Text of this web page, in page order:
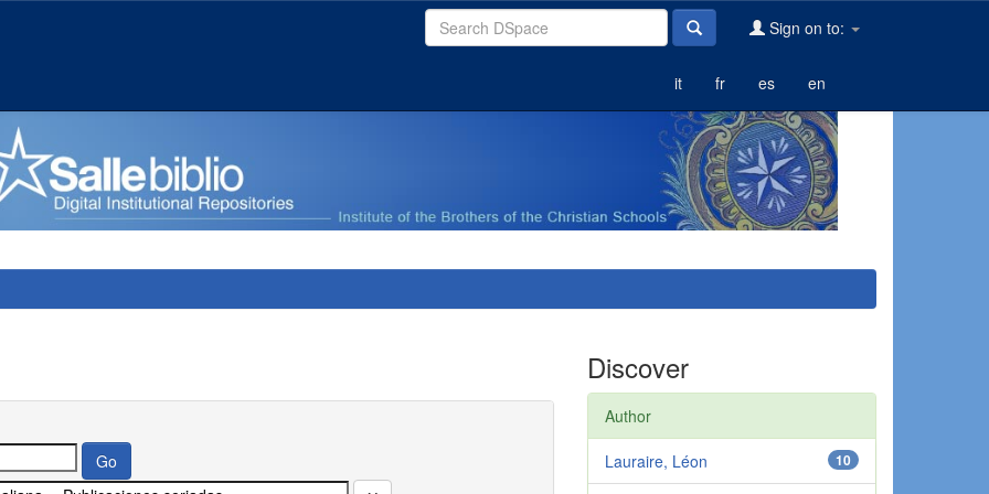
Sign on to:
it fr es en
Discover
Author
10
Lauraire, Léon